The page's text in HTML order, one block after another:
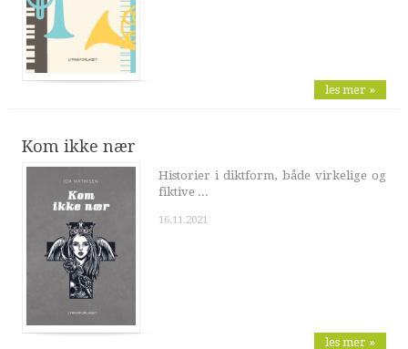
les mer »
Kom ikke nær
Historier i diktform, både virkelige og
fiktive ...
16.11.2021
les mer »